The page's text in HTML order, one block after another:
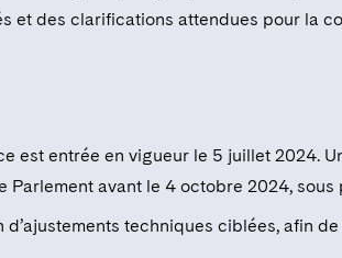
et des clarifications attendues pour la
est entrée en vigueur le 5 juillet 2024.
Parlement avant le 4 octobre 2024,
d’ajustements techniques ciblées, afin